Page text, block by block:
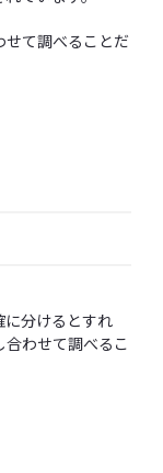
せて調べることだ
に分けるとすれ
わせて調べるこ